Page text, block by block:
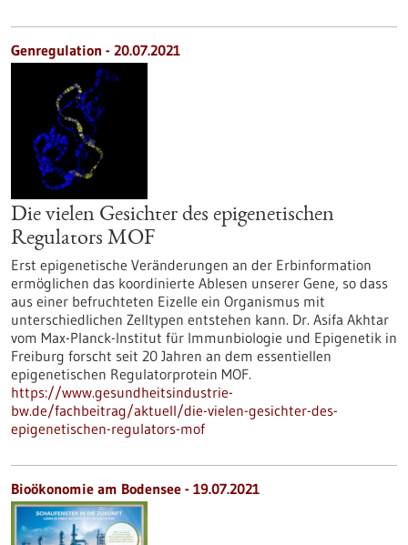
Genregulation - 20.07.2021
Die vielen Gesichter des epigenetischen
Regulators MOF
Erst epigenetische Veränderungen an der Erbinformation
ermöglichen das koordinierte Ablesen unserer Gene, so dass
aus einer befruchteten Eizelle ein Organismus mit
unterschiedlichen Zelltypen entstehen kann. Dr. Asifa Akhtar
vom Max-Planck-Institut für Immunbiologie und Epigenetik in
Freiburg forscht seit 20 Jahren an dem essentiellen
epigenetischen Regulatorprotein MOF.
https://www.gesundheitsindustrie-
bw.de/fachbeitrag/aktuell/die-vielen-gesichter-des-
epigenetischen-regulators-mof
Bioökonomie am Bodensee - 19.07.2021